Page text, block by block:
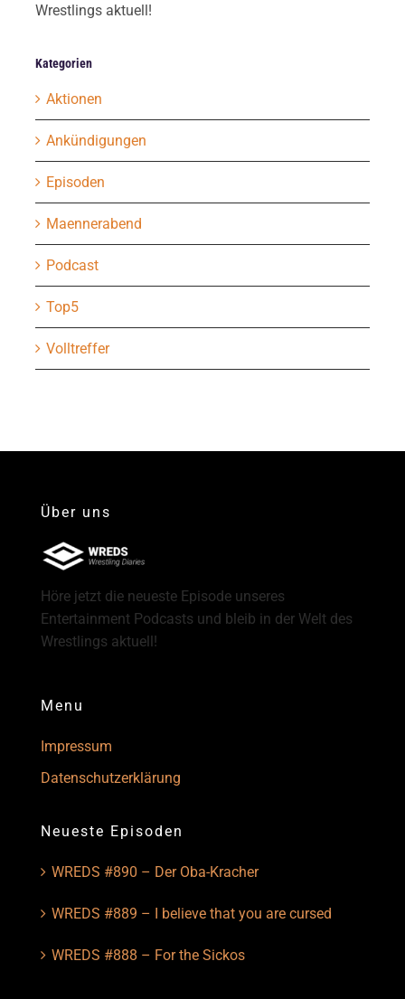
Wrestlings aktuell!
Kategorien
Aktionen
Ankündigungen
Episoden
Maennerabend
Podcast
Top5
Volltreffer
Über uns
Höre jetzt die neueste Episode unseres
Entertainment Podcasts und bleib in der Welt des
Wrestlings aktuell!
Menu
Impressum
Datenschutzerklärung
Neueste Episoden
WREDS #890 – Der Oba-Kracher
WREDS #889 – I believe that you are cursed
WREDS #888 – For the Sickos